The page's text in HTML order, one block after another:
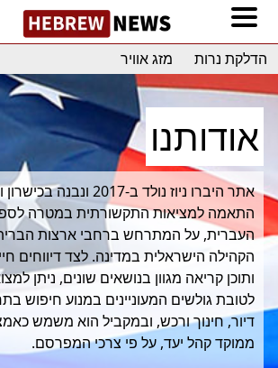
הדלקת נרות מזג אוויר
אודותנו
אתר היברו ניוז נולד ב-2017
התאמה למציאות התקשורתית במטרה
העברית, על המתרחש ברחבי ארצות
הקהילה הישראלית במדינה. לצד דיווחים
ותוכן קריאה מגוון בנושאים שונים, ניתן
לטובת גולשים המעוניינים במנוע חיפוש
דיור, חינוך ורכש, ובמקביל הוא משמש
ממוקד קהל יעד, על פי צרכי המפרסם.